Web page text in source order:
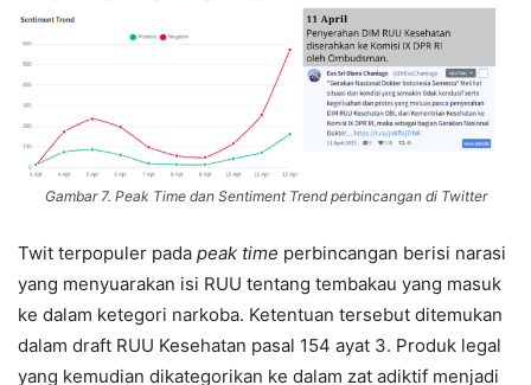
Gambar 7. Peak Time dan Sentiment Trend perbincangan di Twitter
Twit terpopuler pada peak time perbincangan berisi narasi
yang menyuarakan isi RUU tentang tembakau yang masuk
ke dalam ketegori narkoba. Ketentuan tersebut ditemukan
dalam draft RUU Kesehatan pasal 154 ayat 3. Produk legal
yang kemudian dikategorikan ke dalam zat adiktif menjadi